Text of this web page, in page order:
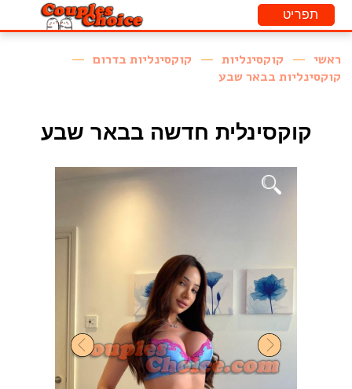
ראשי קוקסינליות
קוקסינליות בדרום
קוקסינליות בבאר שבע
קוקסינלית חדשה בבאר שבע